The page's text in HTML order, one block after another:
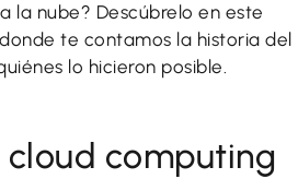
la nube? Descúbrelo en este
donde te contamos la historia del
lo hicieron posible.
computing